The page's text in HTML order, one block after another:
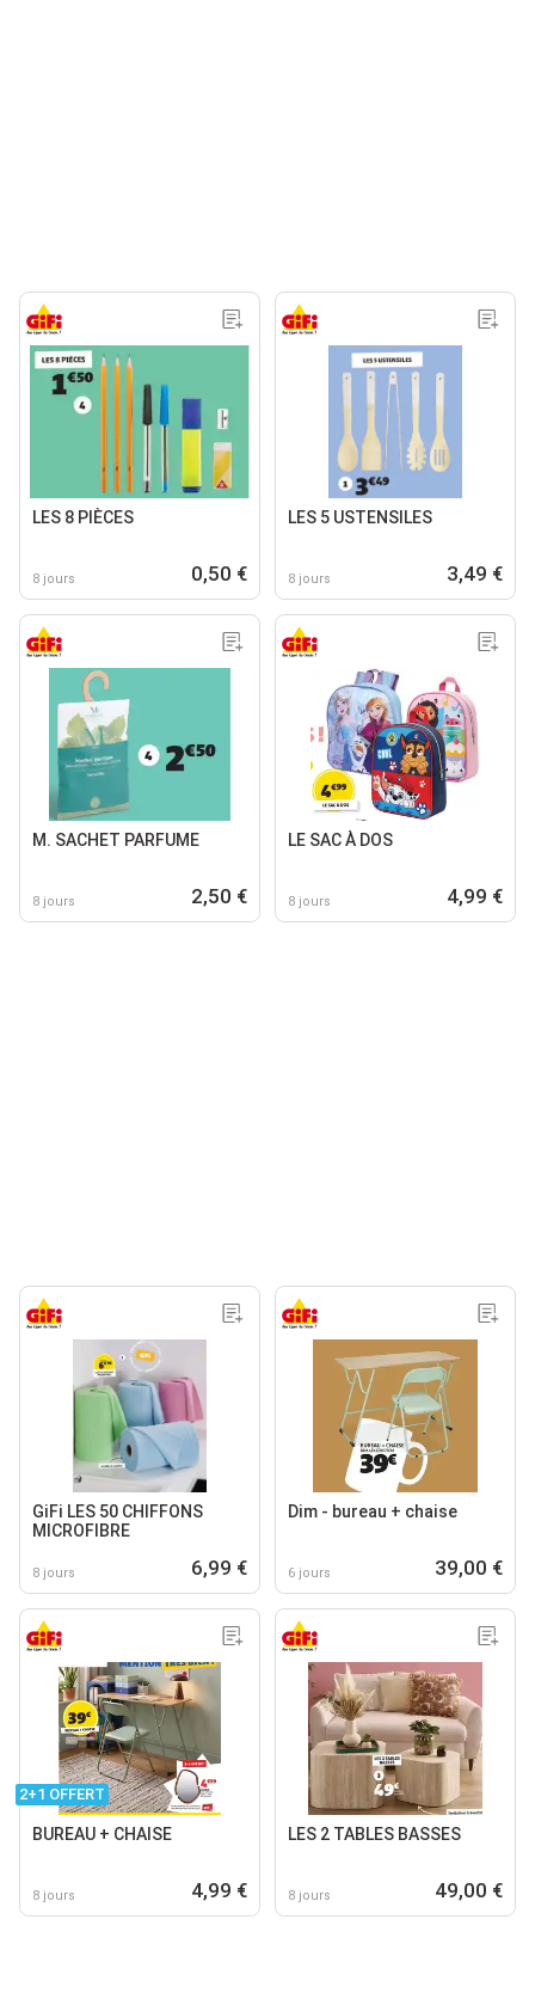
LES 8 PIÈCES
8 jours 0,50 €
LES 5 USTENSILES
8 jours 3,49 €
M. SACHET PARFUME
8 jours 2,50 €
LE SAC À DOS
8 jours 4,99 €
GiFi LES 50 CHIFFONS
MICROFIBRE
8 jours 6,99 €
Dim - bureau + chaise
6 jours 39,00 €
2+1 OFFERT
BUREAU + CHAISE
8 jours 4,99 €
LES 2 TABLES BASSES
8 jours 49,00 €